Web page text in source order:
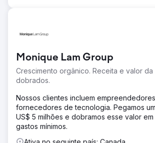
Monique Lam Group
Crescimento orgânico. Receita e valor da
dobrados.
Nossos clientes incluem
fornecedores de tecnologia. Pegamos
US$ 5 milhões e dobramos esse valor em
gastos mínimos.